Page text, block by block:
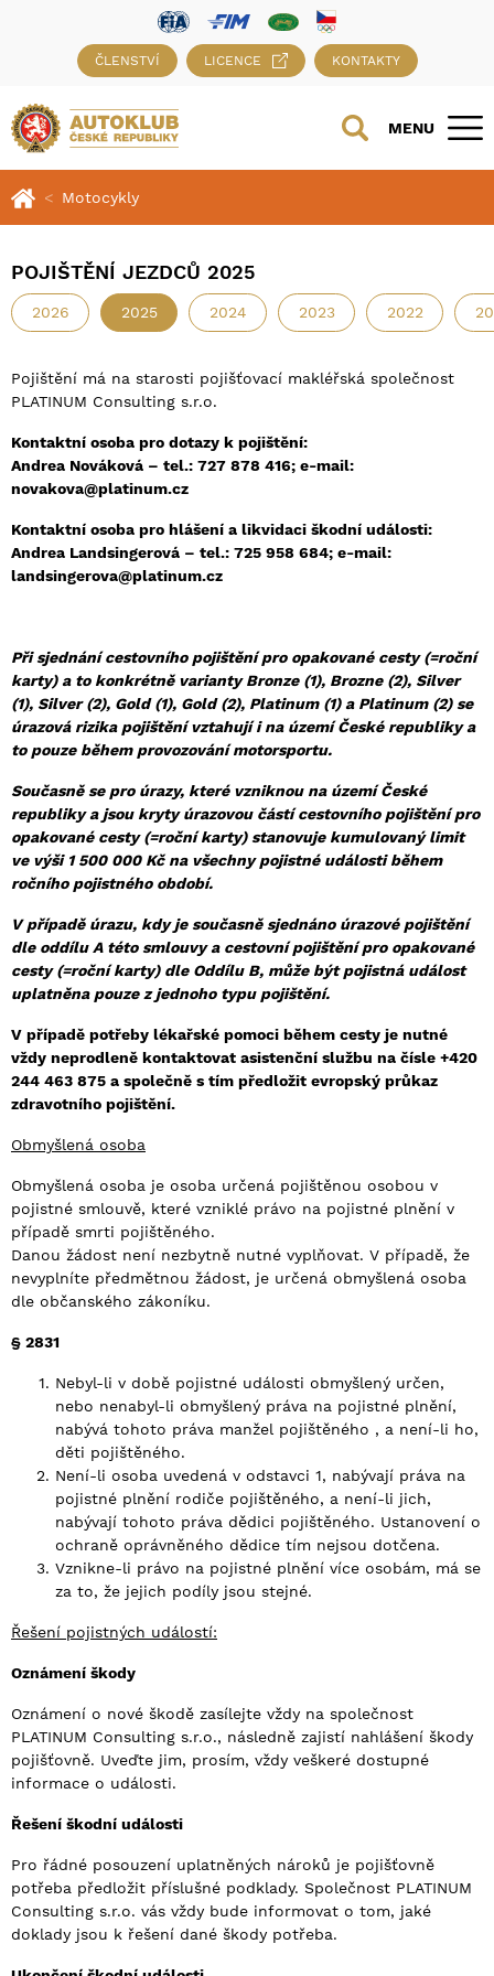
ČLENSTVÍ LICENCE KONTAKTY
MENU
Motocykly
POJIŠTĚNÍ JEZDCŮ 2025
2026 2025 2024 2023 2022
Pojištění má na starosti pojišťovací makléřská společnost
PLATINUM Consulting s.r.o.
Kontaktní osoba pro dotazy k pojištění:
Andrea Nováková – tel.: 727 878 416; e-mail:
novakova@platinum.cz
Kontaktní osoba pro hlášení a likvidaci škodní události:
Andrea Landsingerová – tel.: 725 958 684; e-mail:
landsingerova@platinum.cz
Při sjednání cestovního pojištění pro opakované cesty (=roční
karty) a to konkrétně varianty Bronze (1), Brozne (2), Silver
(1), Silver (2), Gold (1), Gold (2), Platinum (1) a Platinum (2) se
úrazová rizika pojištění vztahují i na území České republiky a
to pouze během provozování motorsportu.
Současně se pro úrazy, které vzniknou na území České
republiky a jsou kryty úrazovou částí cestovního pojištění pro
opakované cesty (=roční karty) stanovuje kumulovaný limit
ve výši 1 500 000 Kč na všechny pojistné události během
ročního pojistného období.
V případě úrazu, kdy je současně sjednáno úrazové pojištění
dle oddílu A této smlouvy a cestovní pojištění pro opakované
cesty (=roční karty) dle Oddílu B, může být pojistná událost
uplatněna pouze z jednoho typu pojištění.
V případě potřeby lékařské pomoci během cesty je nutné
vždy neprodleně kontaktovat asistenční službu na čísle +420
244 463 875 a společně s tím předložit evropský průkaz
zdravotního pojištění.
Obmyšlená osoba
Obmyšlená osoba je osoba určená pojištěnou osobou v
pojistné smlouvě, které vzniklé právo na pojistné plnění v
případě smrti pojištěného.
Danou žádost není nezbytně nutné vyplňovat. V případě, že
nevyplníte předmětnou žádost, je určená obmyšlená osoba
dle občanského zákoníku.
§ 2831
Nebyl-li v době pojistné události obmyšlený určen,
nebo nenabyl-li obmyšlený práva na pojistné plnění,
nabývá tohoto práva manžel pojištěného , a není-li ho,
děti pojištěného.
Není-li osoba uvedená v odstavci 1, nabývají práva na
pojistné plnění rodiče pojištěného, a není-li jich,
nabývají tohoto práva dědici pojištěného. Ustanovení o
ochraně oprávněného dědice tím nejsou dotčena.
Vznikne-li právo na pojistné plnění více osobám, má se
za to, že jejich podíly jsou stejné.
Řešení pojistných událostí:
Oznámení škody
Oznámení o nové škodě zasílejte vždy na společnost
PLATINUM Consulting s.r.o., následně zajistí nahlášení škody
pojišťovně. Uveďte jim, prosím, vždy veškeré dostupné
informace o události.
Řešení škodní události
Pro řádné posouzení uplatněných nároků je pojišťovně
potřeba předložit příslušné podklady. Společnost PLATINUM
Consulting s.r.o. vás vždy bude informovat o tom, jaké
doklady jsou k řešení dané škody potřeba.